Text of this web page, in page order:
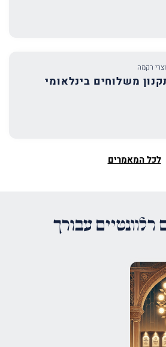
רקמה
משלוחים בינלאומי
לכל המאמרים
רלוונטיים עבורך